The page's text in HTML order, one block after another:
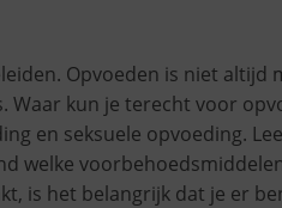
Opvoeden is niet altijd
Waar kun je terecht voor
en seksuele opvoeding.
welke
is het belangrijk dat je er